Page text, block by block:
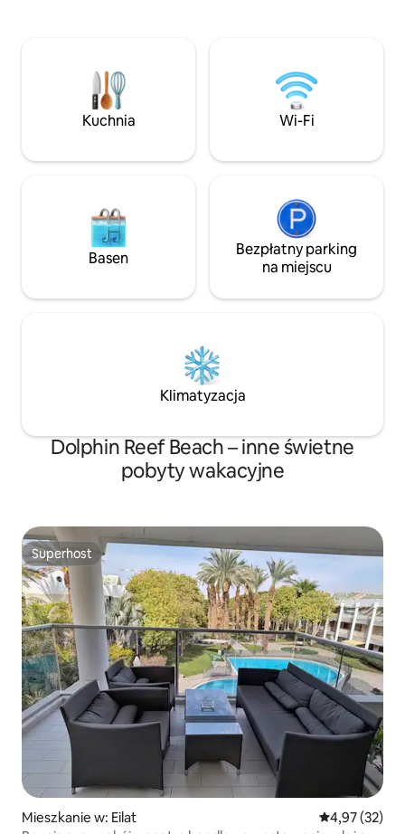
Ejlat i Góry Edom. W apartamencie
znajdują się 2 sypialnie, każda
z podwójnym łóżkiem, możliwość
dodania materaca dla piątego gościa,
TV, w pełni wyposażona kuchnia (płyta
Smart TV w każdym pokoju, prysznic
i toaleta. Odpowiednie dla pary lub pary
z dziećmi, nie na imprezy. Bezpłatny
prywatny parking.
sauna sucha/
stresu i relaksu.
siłownia – aby
w doskonałej,
pozwala na
w Ejlacie, a
i prywatną
kompleksie.
Kuchnia Wi-Fi
Basen
Bezpłatny parking
na miejscu
Klimatyzacja
Dolphin Reef Beach – inne świetne
pobyty wakacyjne
Superhost
Superhost
Mieszkanie w: Eilat Średnia
4,97 (32)